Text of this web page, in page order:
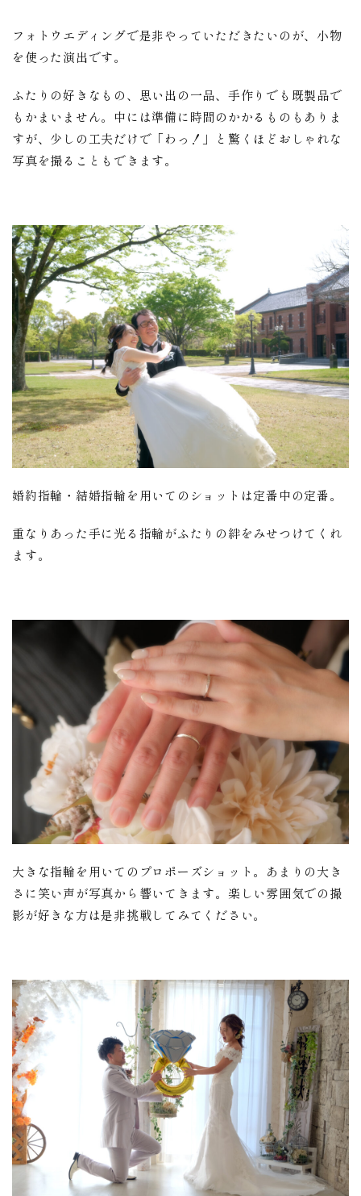
フォトウエディングで是非やっていただきたいのが、小物
を使った演出です。
ふたりの好きなもの、思い出の一品、手作りでも既製品で
もかまいません。中には準備に時間のかかるものもありま
すが、少しの工夫だけで「わっ！」と驚くほどおしゃれな
写真を撮ることもできます。
婚約指輪・結婚指輪を用いてのショットは定番中の定番。
重なりあった手に光る指輪がふたりの絆をみせつけてくれ
ます。
大きな指輪を用いてのプロポーズショット。あまりの大き
さに笑い声が写真から響いてきます。楽しい雰囲気での撮
影が好きな方は是非挑戦してみてください。